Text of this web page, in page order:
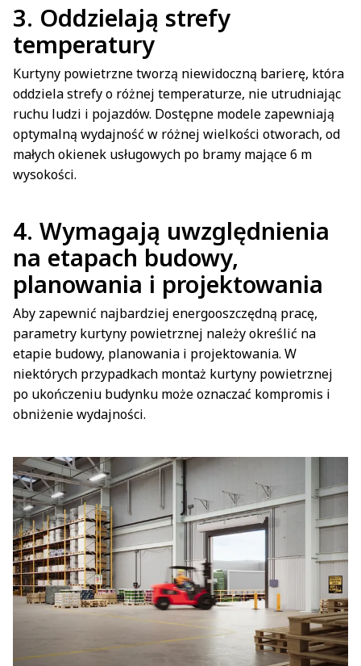
3. Oddzielają strefy
temperatury
Kurtyny powietrzne tworzą niewidoczną barierę, która
oddziela strefy o różnej temperaturze, nie utrudniając
ruchu ludzi i pojazdów. Dostępne modele zapewniają
optymalną wydajność w różnej wielkości otworach, od
małych okienek usługowych po bramy mające 6 m
wysokości.
4. Wymagają uwzględnienia
na etapach budowy,
planowania i projektowania
Aby zapewnić najbardziej energooszczędną pracę,
parametry kurtyny powietrznej należy określić na
etapie budowy, planowania i projektowania. W
niektórych przypadkach montaż kurtyny powietrznej
po ukończeniu budynku może oznaczać kompromis i
obniżenie wydajności.